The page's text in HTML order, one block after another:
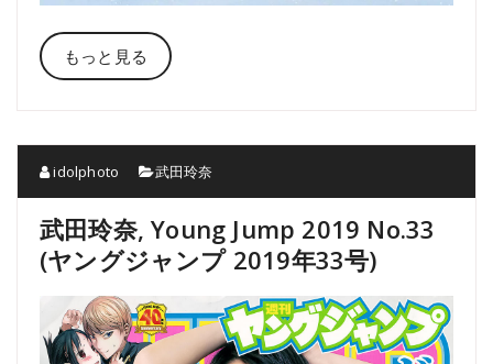
もっと見る
idolphoto 武田玲奈
武田玲奈, Young Jump 2019 No.33
(ヤングジャンプ 2019年33号)